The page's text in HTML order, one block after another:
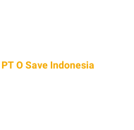
O Save Indonesia